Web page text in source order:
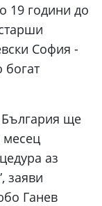
19 години до
София -
богат
България ще
месец
аз
заяви
Ганев